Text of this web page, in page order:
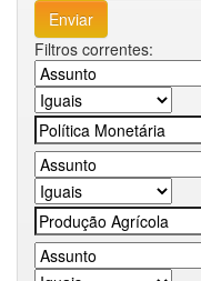
Filtros correntes: